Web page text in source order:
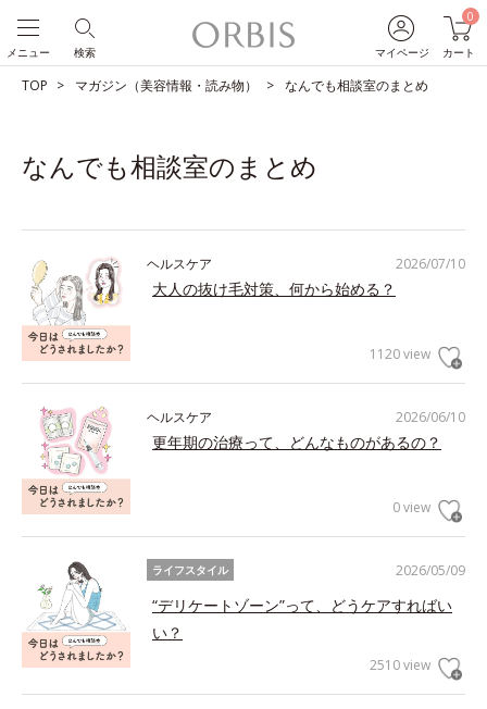
マイページ
0
カート
検索
メニュー
TOP マガジン（美容情報・読み物） なんでも相談室のまとめ
なんでも相談室のまとめ
2026/07/10
ヘルスケア
大人の抜け毛対策、何から始める？
1120 view
2026/06/10
ヘルスケア
更年期の治療って、どんなものがあるの？
0 view
2026/05/09
ライフスタイル
“デリケートゾーン”って、どうケアすればい
い？
2510 view